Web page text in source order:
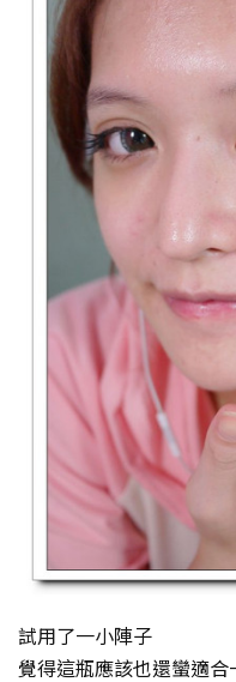
試用了一小陣子
覺得這瓶應該也還蠻適